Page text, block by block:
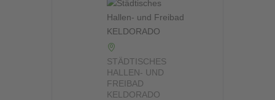
STÄDTISCHES
HALLEN- UND
FREIBAD
KELDORADO